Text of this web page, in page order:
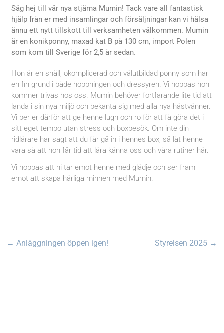
Säg hej till vår nya stjärna Mumin! Tack vare all fantastisk
hjälp från er med insamlingar och försäljningar kan vi hälsa
ännu ett nytt tillskott till verksamheten välkommen. Mumin
är en konikponny, maxad kat B på 130 cm, import Polen
som kom till Sverige för 2,5 år sedan.
Hon är en snäll, okomplicerad och välutbildad ponny som har
en fin grund i både hoppningen och dressyren. Vi hoppas hon
kommer trivas hos oss. Mumin behöver fortfarande lite tid att
landa i sin nya miljö och bekanta sig med alla nya hästvänner.
Vi ber er därför att ge henne lugn och ro för att få göra det i
sitt eget tempo utan stress och boxbesök. Om inte din
ridlärare har sagt att du får gå in i hennes box, så låt henne
vara så att hon får tid att lära känna oss och våra rutiner här.
Vi hoppas att ni tar emot henne med glädje och ser fram
emot att skapa härliga minnen med Mumin.
← Anläggningen öppen igen! Styrelsen 2025 →